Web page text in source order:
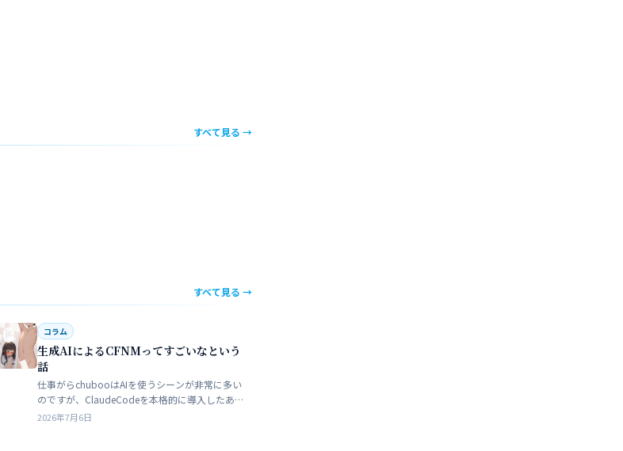
すべて見る →
すべて見る →
コラム
生成AIによるCFNMってすごいなという
話
仕事がらchubooはAIを使うシーンが非常に多い
のですが、ClaudeCodeを本格的に導入したあた
りから格段にやれることが多くなった。昔から
2026年7月6日